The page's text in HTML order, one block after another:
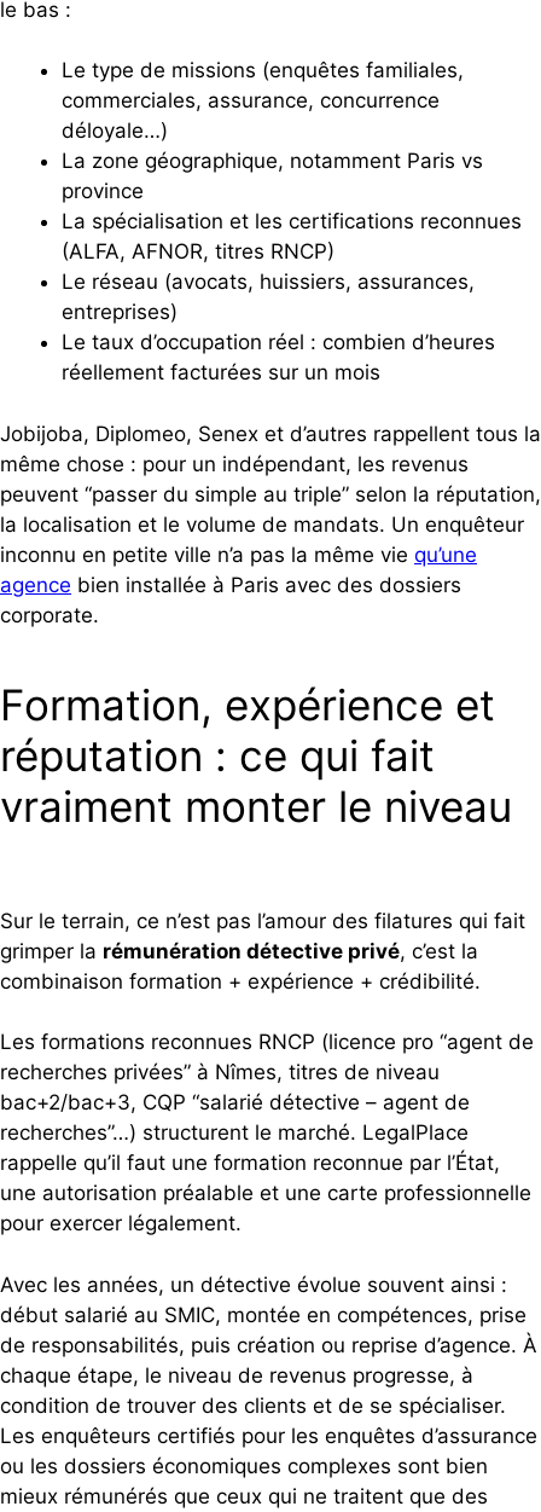
le bas :
Le type de missions (enquêtes familiales,
commerciales, assurance, concurrence
déloyale…)
La zone géographique, notamment Paris vs
province
La spécialisation et les certifications reconnues
(ALFA, AFNOR, titres RNCP)
Le réseau (avocats, huissiers, assurances,
entreprises)
Le taux d’occupation réel : combien d’heures
réellement facturées sur un mois
Jobijoba, Diplomeo, Senex et d’autres rappellent tous la
même chose : pour un indépendant, les revenus
peuvent “passer du simple au triple” selon la réputation,
la localisation et le volume de mandats. Un enquêteur
inconnu en petite ville n’a pas la même vie qu’une
agence bien installée à Paris avec des dossiers
corporate.
Formation, expérience et
réputation : ce qui fait
vraiment monter le niveau
Sur le terrain, ce n’est pas l’amour des filatures qui fait
grimper la rémunération détective privé, c’est la
combinaison formation + expérience + crédibilité.
Les formations reconnues RNCP (licence pro “agent de
recherches privées” à Nîmes, titres de niveau
bac+2/bac+3, CQP “salarié détective – agent de
recherches”…) structurent le marché. LegalPlace
rappelle qu’il faut une formation reconnue par l’État,
une autorisation préalable et une carte professionnelle
pour exercer légalement.
Avec les années, un détective évolue souvent ainsi :
début salarié au SMIC, montée en compétences, prise
de responsabilités, puis création ou reprise d’agence. À
chaque étape, le niveau de revenus progresse, à
condition de trouver des clients et de se spécialiser.
Les enquêteurs certifiés pour les enquêtes d’assurance
ou les dossiers économiques complexes sont bien
mieux rémunérés que ceux qui ne traitent que des